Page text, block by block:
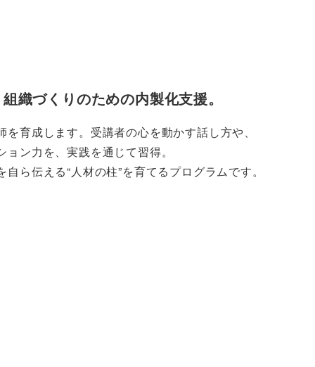
織づくりのための内製化支援。
育成します。受講者の心を動かす話し方や、
ン力を、実践を通じて習得。
ら伝える“人材の柱”を育てるプログラムです。